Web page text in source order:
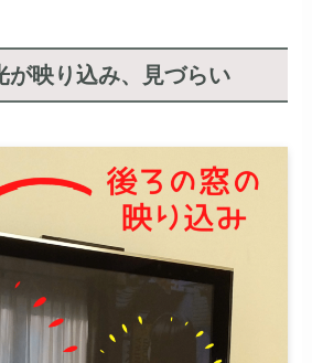
が映り込み、見づらい